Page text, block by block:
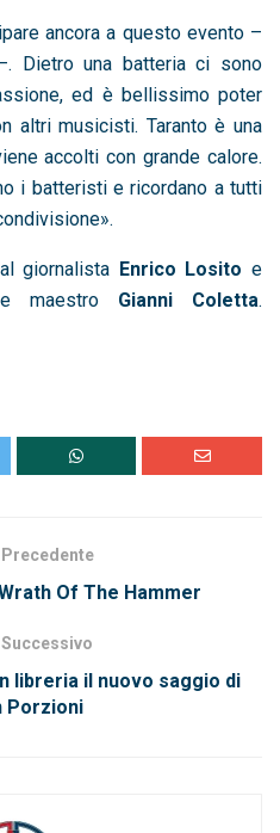
ancora a questo evento –
Dietro una batteria ci sono
ed è bellissimo poter
altri musicisti. Taranto è una
accolti con grande calore.
i batteristi e ricordano a tutti
giornalista Enrico Losito e
maestro Gianni Coletta.
Of The Hammer
libreria il nuovo saggio di
Porzioni